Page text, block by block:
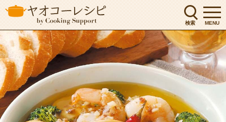
検索 MENU